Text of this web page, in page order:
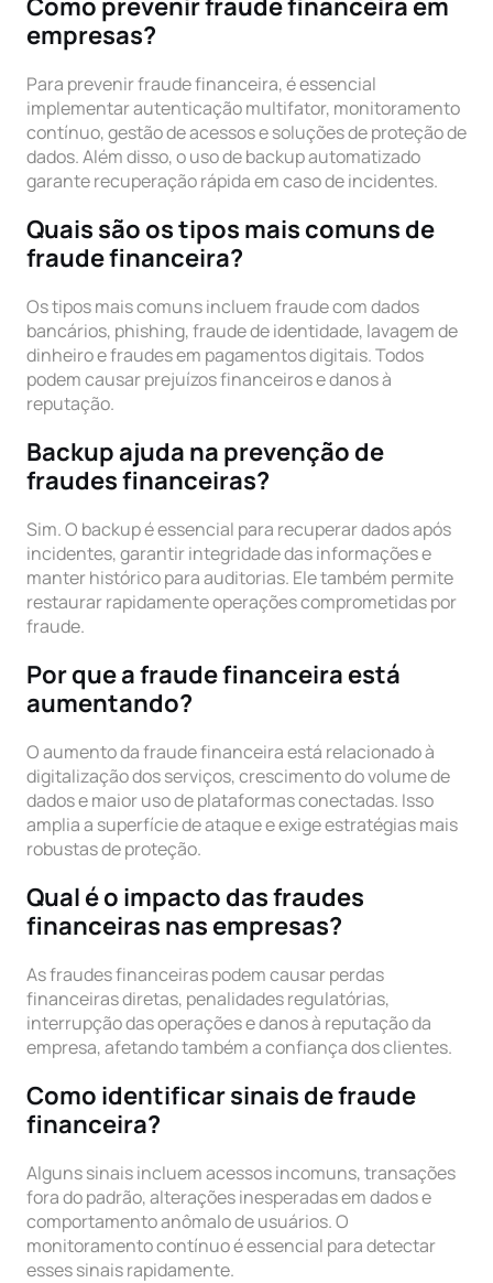
Como prevenir fraude financeira em
empresas?
Para prevenir fraude financeira, é essencial
implementar autenticação multifator, monitoramento
contínuo, gestão de acessos e soluções de proteção de
dados. Além disso, o uso de backup automatizado
garante recuperação rápida em caso de incidentes.
Quais são os tipos mais comuns de
fraude financeira?
Os tipos mais comuns incluem fraude com dados
bancários, phishing, fraude de identidade, lavagem de
dinheiro e fraudes em pagamentos digitais. Todos
podem causar prejuízos financeiros e danos à
reputação.
Backup ajuda na prevenção de
fraudes financeiras?
Sim. O backup é essencial para recuperar dados após
incidentes, garantir integridade das informações e
manter histórico para auditorias. Ele também permite
restaurar rapidamente operações comprometidas por
fraude.
Por que a fraude financeira está
aumentando?
O aumento da fraude financeira está relacionado à
digitalização dos serviços, crescimento do volume de
dados e maior uso de plataformas conectadas. Isso
amplia a superfície de ataque e exige estratégias mais
robustas de proteção.
Qual é o impacto das fraudes
financeiras nas empresas?
As fraudes financeiras podem causar perdas
financeiras diretas, penalidades regulatórias,
interrupção das operações e danos à reputação da
empresa, afetando também a confiança dos clientes.
Como identificar sinais de fraude
financeira?
Alguns sinais incluem acessos incomuns, transações
fora do padrão, alterações inesperadas em dados e
comportamento anômalo de usuários. O
monitoramento contínuo é essencial para detectar
esses sinais rapidamente.